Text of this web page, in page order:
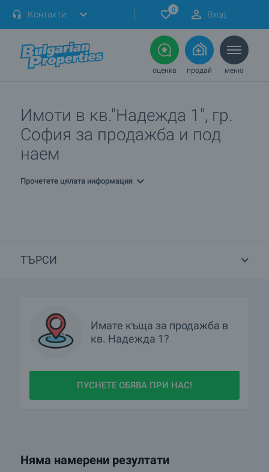
Контакти 0 Вход
оценка продай меню
Имоти в кв."Надежда 1", гр.
София за продажба и под
наем
Прочетете цялата информация
ТЪРСИ
Имате къща за продажба в
кв. Надежда 1?
ПУСНЕТЕ ОБЯВА ПРИ НАС!
Няма намерени резултати